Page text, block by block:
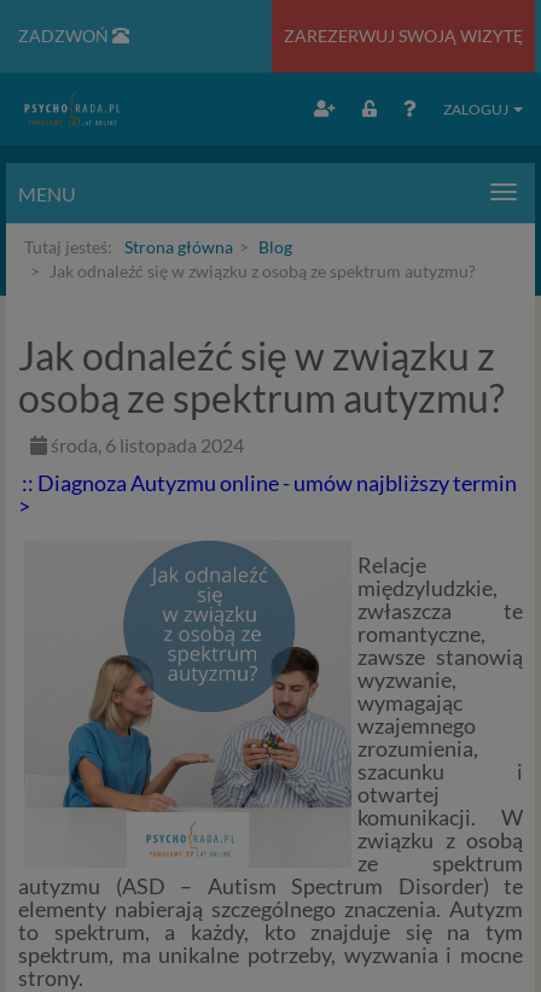
ZADZWOŃ ZAREZERWUJ SWOJĄ WIZYTĘ
ZALOGUJ
MENU
Tutaj jesteś: Strona główna
Blog
Jak odnaleźć się w związku z osobą ze spektrum autyzmu?
Jak odnaleźć się w związku z
osobą ze spektrum autyzmu?
środa, 6 listopada 2024
:: Diagnoza Autyzmu online - umów najbliższy termin
>
Relacje
międzyludzkie,
zwłaszcza te
romantyczne,
zawsze stanowią
wyzwanie,
wymagając
wzajemnego
zrozumienia,
szacunku i
otwartej
komunikacji. W
związku z osobą
ze spektrum
autyzmu (ASD – Autism Spectrum Disorder) te
elementy nabierają szczególnego znaczenia. Autyzm
to spektrum, a każdy, kto znajduje się na tym
spektrum, ma unikalne potrzeby, wyzwania i mocne
strony.